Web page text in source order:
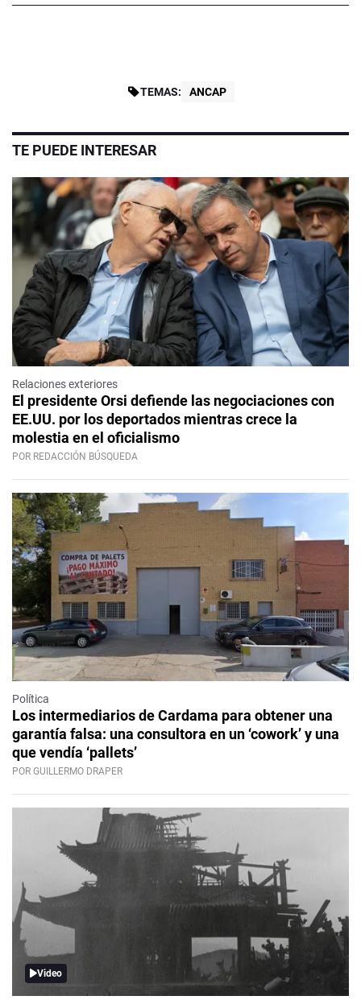
TEMAS: ANCAP
TE PUEDE INTERESAR
Relaciones exteriores
El presidente Orsi defiende las negociaciones con
EE.UU. por los deportados mientras crece la
molestia en el oficialismo
POR REDACCIÓN BÚSQUEDA
Política
Los intermediarios de Cardama para obtener una
garantía falsa: una consultora en un ‘cowork’ y una
que vendía ‘pallets’
POR GUILLERMO DRAPER
Video